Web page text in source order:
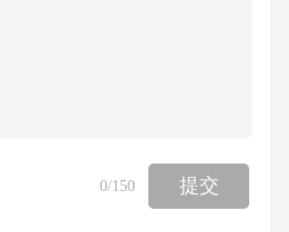
设备调研对市场上的农业
括用地面积、建筑面积
业园的定位和功能，规划
0/150 提交